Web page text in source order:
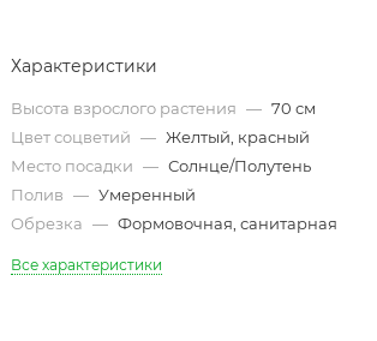
Характеристики
Высота взрослого растения — 70 см
Цвет соцветий — Желтый, красный
Место посадки — Солнце/Полутень
Полив — Умеренный
Обрезка — Формовочная, санитарная
Все характеристики